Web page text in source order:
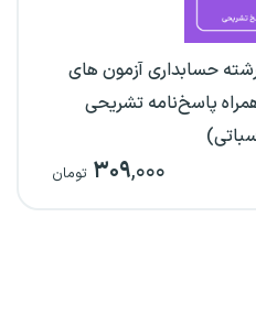
حسابداری آزمون های
پاسخ‌نامه تشریحی
۳۰۹,۰۰۰ تومان